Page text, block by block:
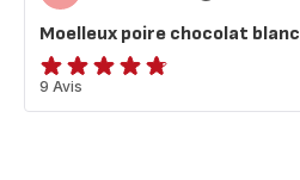
Moelleux poire chocolat blanc
ratings.4.7
9 Avis